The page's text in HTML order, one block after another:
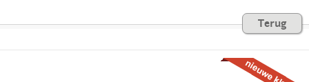
Consumentenrecht Terug